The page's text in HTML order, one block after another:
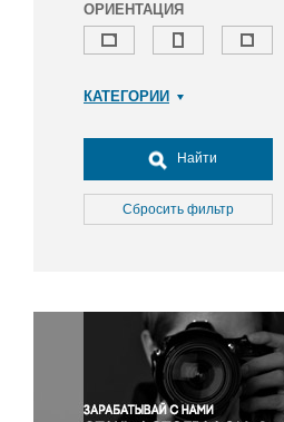
ОРИЕНТАЦИЯ
КАТЕГОРИИ
Досуг, туризм и отдых
Культура
Медицина
Окружающая среда
Политика
Правосудие
Происшествия и конфликты
Найти
Сбросить фильтр